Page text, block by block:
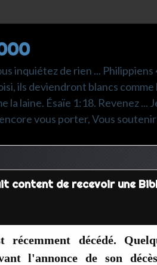
inquiétez de rien ...
ils deviendront blancs
la laine. Ésaïe 1:18. Revenez
vous porter, Vous
content de recevoir une
récemment décédé.
l'annonce de son